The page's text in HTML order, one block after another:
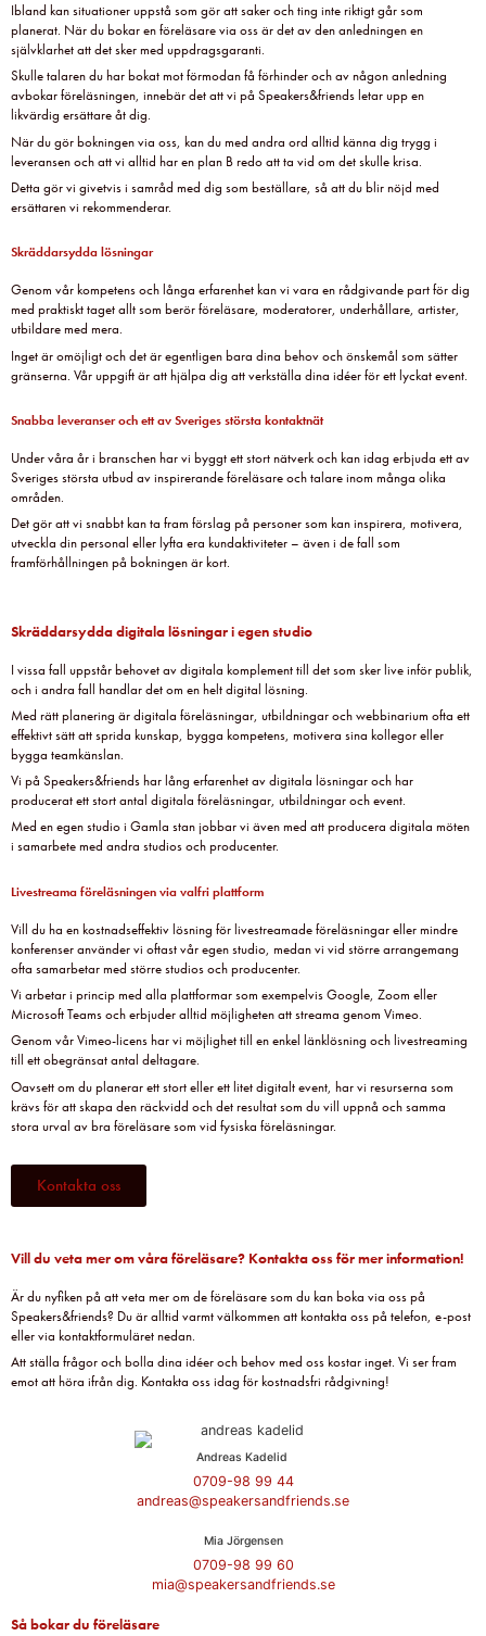
Ibland kan situationer uppstå som gör att saker och ting inte riktigt går som
planerat. När du bokar en föreläsare via oss är det av den anledningen en
självklarhet att det sker med uppdragsgaranti.
Skulle talaren du har bokat mot förmodan få förhinder och av någon anledning
avbokar föreläsningen, innebär det att vi på Speakers&friends letar upp en
likvärdig ersättare åt dig.
När du gör bokningen via oss, kan du med andra ord alltid känna dig trygg i
leveransen och att vi alltid har en plan B redo att ta vid om det skulle krisa.
Detta gör vi givetvis i samråd med dig som beställare, så att du blir nöjd med
ersättaren vi rekommenderar.
Skräddarsydda lösningar
Genom vår kompetens och långa erfarenhet kan vi vara en rådgivande part för dig
med praktiskt taget allt som berör föreläsare, moderatorer, underhållare, artister,
utbildare med mera.
Inget är omöjligt och det är egentligen bara dina behov och önskemål som sätter
gränserna. Vår uppgift är att hjälpa dig att verkställa dina idéer för ett lyckat event.
Snabba leveranser och ett av Sveriges största kontaktnät
Under våra år i branschen har vi byggt ett stort nätverk och kan idag erbjuda ett av
Sveriges största utbud av inspirerande föreläsare och talare inom många olika
områden.
Det gör att vi snabbt kan ta fram förslag på personer som kan inspirera, motivera,
utveckla din personal eller lyfta era kundaktiviteter – även i de fall som
framförhållningen på bokningen är kort.
Skräddarsydda digitala lösningar i egen studio
I vissa fall uppstår behovet av digitala komplement till det som sker live inför publik,
och i andra fall handlar det om en helt digital lösning.
Med rätt planering är digitala föreläsningar, utbildningar och webbinarium ofta ett
effektivt sätt att sprida kunskap, bygga kompetens, motivera sina kollegor eller
bygga teamkänslan.
Vi på Speakers&friends har lång erfarenhet av digitala lösningar och har
producerat ett stort antal digitala föreläsningar, utbildningar och event.
Med en egen studio i Gamla stan jobbar vi även med att producera digitala möten
i samarbete med andra studios och producenter.
Livestreama föreläsningen via valfri plattform
Vill du ha en kostnadseffektiv lösning för livestreamade föreläsningar eller mindre
konferenser använder vi oftast vår egen studio, medan vi vid större arrangemang
ofta samarbetar med större studios och producenter.
Vi arbetar i princip med alla plattformar som exempelvis Google, Zoom eller
Microsoft Teams och erbjuder alltid möjligheten att streama genom Vimeo.
Genom vår Vimeo-licens har vi möjlighet till en enkel länklösning och livestreaming
till ett obegränsat antal deltagare.
Oavsett om du planerar ett stort eller ett litet digitalt event, har vi resurserna som
krävs för att skapa den räckvidd och det resultat som du vill uppnå och samma
stora urval av bra föreläsare som vid fysiska föreläsningar.
Kontakta oss
Vill du veta mer om våra föreläsare? Kontakta oss för mer information!
Är du nyfiken på att veta mer om de föreläsare som du kan boka via oss på
Speakers&friends? Du är alltid varmt välkommen att kontakta oss på telefon, e-post
eller via kontaktformuläret nedan.
Att ställa frågor och bolla dina idéer och behov med oss kostar inget. Vi ser fram
emot att höra ifrån dig. Kontakta oss idag för kostnadsfri rådgivning!
Andreas Kadelid ​
0709-98 99 44
andreas@speakersandfriends.se​
Mia Jörgensen
0709-98 99 60
mia@speakersandfriends.se​
Så bokar du föreläsare